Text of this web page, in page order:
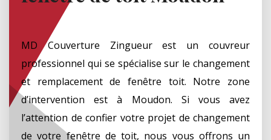
MD Couverture Zingueur est un couvreur
professionnel qui se spécialise sur le changement
et remplacement de fenêtre toit. Notre zone
d’intervention est à Moudon. Si vous avez
l’attention de confier votre projet de changement
de votre fenêtre de toit, nous vous offrons un